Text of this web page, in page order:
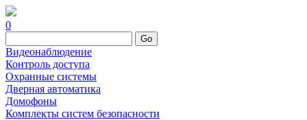
0
Go
Видеонаблюдение
Контроль доступа
Охранные системы
Дверная автоматика
Домофоны
Комплекты систем безопасности